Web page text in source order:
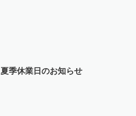
夏季休業日のお知らせ